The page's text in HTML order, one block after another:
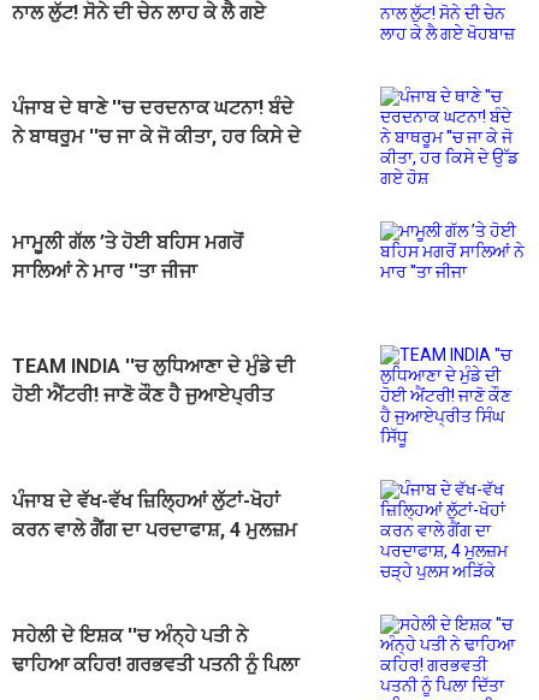
ਨਾਲ ਲੁੱਟ! ਸੋਨੇ ਦੀ ਚੇਨ ਲਾਹ ਕੇ ਲੈ ਗਏ
ਪੰਜਾਬ ਦੇ ਥਾਣੇ ''ਚ ਦਰਦਨਾਕ ਘਟਨਾ! ਬੰਦੇ
ਨੇ ਬਾਥਰੂਮ ''ਚ ਜਾ ਕੇ ਜੋ ਕੀਤਾ, ਹਰ ਕਿਸੇ ਦੇ
ਮਾਮੂਲੀ ਗੱਲ ’ਤੇ ਹੋਈ ਬਹਿਸ ਮਗਰੋਂ
ਸਾਲਿਆਂ ਨੇ ਮਾਰ ''ਤਾ ਜੀਜਾ
TEAM INDIA ''ਚ ਲੁਧਿਆਣਾ ਦੇ ਮੁੰਡੇ ਦੀ
ਹੋਈ ਐਂਟਰੀ! ਜਾਣੋ ਕੌਣ ਹੈ ਜੁਆਏਪ੍ਰੀਤ
ਪੰਜਾਬ ਦੇ ਵੱਖ-ਵੱਖ ਜ਼ਿਲ੍ਹਿਆਂ ਲੁੱਟਾਂ-ਖੋਹਾਂ
ਕਰਨ ਵਾਲੇ ਗੈਂਗ ਦਾ ਪਰਦਾਫਾਸ਼, 4 ਮੁਲਜ਼ਮ
ਸਹੇਲੀ ਦੇ ਇਸ਼ਕ ''ਚ ਅੰਨ੍ਹੇ ਪਤੀ ਨੇ
ਢਾਹਿਆ ਕਹਿਰ! ਗਰਭਵਤੀ ਪਤਨੀ ਨੂੰ ਪਿਲਾ